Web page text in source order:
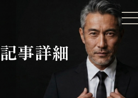
記事詳細